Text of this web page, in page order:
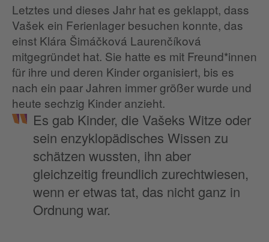
Letztes und dieses Jahr hat es geklappt, dass
Vašek ein Ferienlager besuchen konnte, das
einst Klára Šimáčková Laurenčíková
mitgegründet hat. Sie hatte es mit Freund*innen
für ihre und deren Kinder organisiert, bis es
nach ein paar Jahren immer größer wurde und
heute sechzig Kinder anzieht.
Es gab Kinder, die Vašeks Witze oder
sein enzyklopädisches Wissen zu
schätzen wussten, ihn aber
gleichzeitig freundlich zurechtwiesen,
wenn er etwas tat, das nicht ganz in
Ordnung war.